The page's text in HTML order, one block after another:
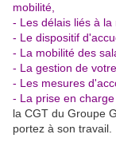
mobilité,
- Les délais liés à la
- Le dispositif
- La mobilité des
- La gestion de
- Les mesures
- La prise en
la CGT du Groupe
portez à son travail.